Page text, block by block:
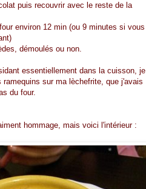
puis recouvrir avec le reste de la
environ 12 min (ou 9 minutes si vous
démoulés ou non.
essentiellement dans la cuisson, je
sur ma lèchefrite, que j'avais
du four.
hommage, mais voici l'intérieur :